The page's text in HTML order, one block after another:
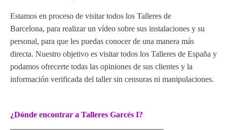
Estamos en proceso de visitar todos los Talleres de
Barcelona, para realizar un vídeo sobre sus instalaciones y su
personal, para que les puedas conocer de una manera más
directa. Nuestro objetivo es visitar todos los Talleres de España y
podamos ofrecerte todas las opiniones de sus clientes y la
información verificada del taller sin censuras ni manipulaciones.
¿Dónde encontrar a Talleres Garcés I?